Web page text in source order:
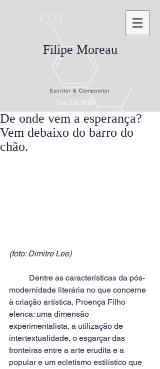
Filipe Moreau
Escritor & Compositor
Foto Edu Mello
De onde vem a esperança?
Vem debaixo do barro do
chão.
(foto: Dimitre Lee)
modernidade literária no que concerne
à criação artística, Proença Filho
elenca: uma dimensão
experimentalista, a utilização de
intertextualidade, o esgarçar das
fronteiras entre a arte erudita e a
popular e um ecletismo estilístico que